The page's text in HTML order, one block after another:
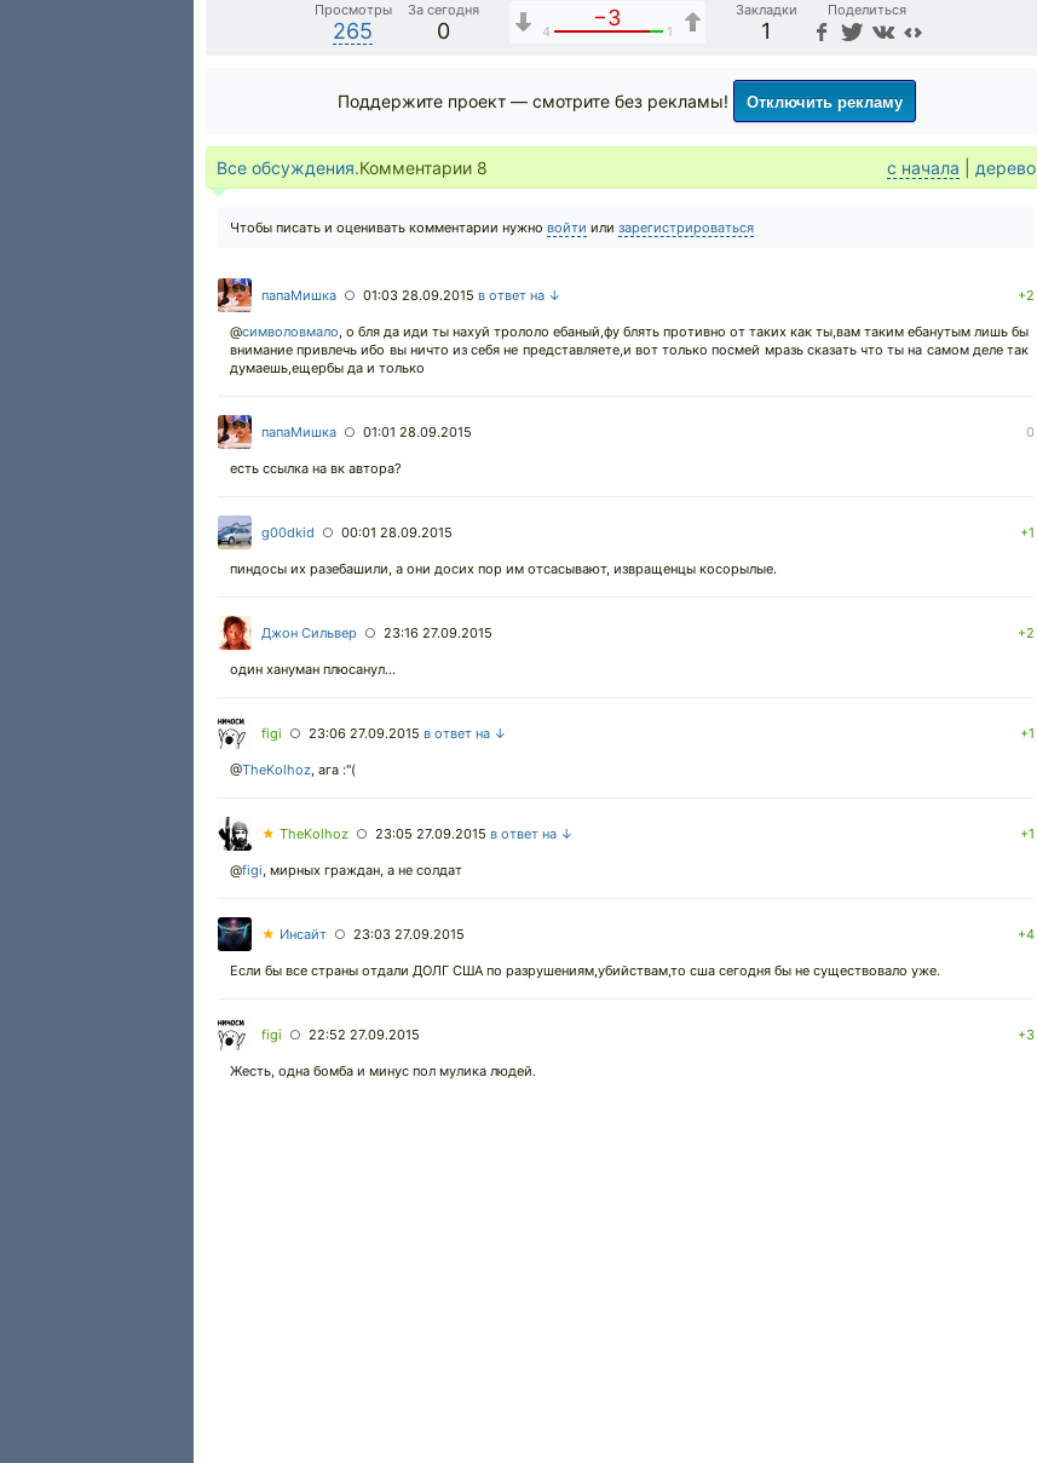
Просмотры
265
За сегодня
0
−3
4 1
Закладки
1
Поделиться
Поддержите проект — смотрите без рекламы! Отключить рекламу
Все обсуждения.Комментарии 8 с начала дерево
Чтобы писать и оценивать комментарии нужно войти или зарегистрироваться
папаМишка ○ 01:03 28.09.2015 в ответ на ↓ +2
@символовмало, о бля да иди ты нахуй трололо ебаный,фу блять противно от таких как ты,вам таким ебанутым лишь бы
внимание привлечь ибо вы ничто из себя не представляете,и вот только посмей мразь сказать что ты на самом деле так
думаешь,ещербы да и только
папаМишка ○ 01:01 28.09.2015 0
есть ссылка на вк автора?
g00dkid ○ 00:01 28.09.2015 +1
пиндосы их разебашили, а они досих пор им отсасывают, извращенцы косорылые.
Джон Сильвер ○ 23:16 27.09.2015 +2
один хануман плюсанул...
figi ○ 23:06 27.09.2015 в ответ на ↓ +1
@TheKolhoz, ага :"(
★ TheKolhoz ○ 23:05 27.09.2015 в ответ на ↓ +1
@figi, мирных граждан, а не солдат
★ Инсайт ○ 23:03 27.09.2015 +4
Если бы все страны отдали ДОЛГ США по разрушениям,убийствам,то сша сегодня бы не существовало уже.
figi ○ 22:52 27.09.2015 +3
Жесть, одна бомба и минус пол мулика людей.